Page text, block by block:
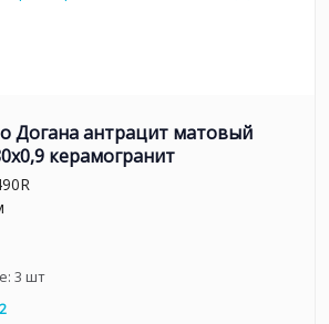
Догана антрацит матовый
керамогранит
3 шт
2